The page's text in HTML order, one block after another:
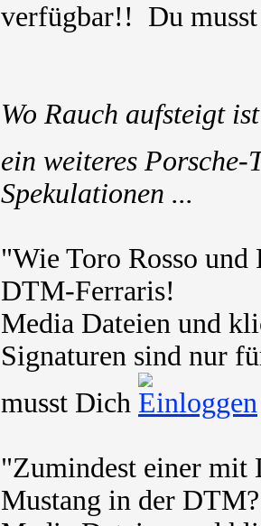
verfügbar!! Du
Wo Rauch aufsteigt
ein weiteres
Spekulationen ...
"Wie Toro Rosso
DTM-Ferraris!
Media Dateien und
Signaturen sind nur
musst Dich
"Zumindest einer mit
Mustang in der DTM?